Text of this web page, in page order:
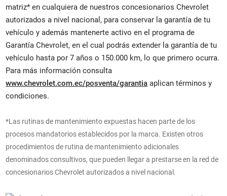
matriz* en cualquiera de nuestros concesionarios Chevrolet
autorizados a nivel nacional, para conservar la garantía de tu
vehículo y además mantenerte activo en el programa de
Garantía Chevrolet, en el cual podrás extender la garantía de tu
vehículo hasta por 7 años o 150.000 km, lo que primero ocurra.
Para más información consulta
www.chevrolet.com.ec/posventa/garantia aplican términos y
condiciones.
*Las rutinas de mantenimiento expuestas hacen parte de los
procesos mandatorios establecidos por la marca. Existen otros
procedimientos de rutina de mantenimiento adicionales
denominados consultivos, que pueden llegar a prestarse en la red de
concesionarios Chevrolet autorizados a nivel nacional.